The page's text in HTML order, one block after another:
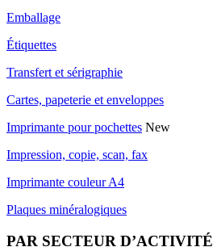
Emballage
Étiquettes
Transfert et sérigraphie
Cartes, papeterie et enveloppes
Imprimante pour pochettes New
Impression, copie, scan, fax
Imprimante couleur A4
Plaques minéralogiques
PAR SECTEUR D’ACTIVITÉ